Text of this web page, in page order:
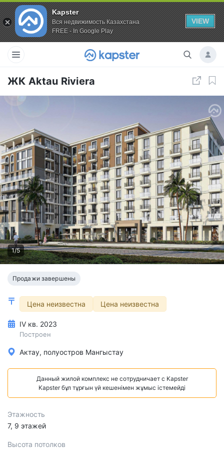
Kapster
Вся недвижимость Казахстана
FREE - In Google Play
VIEW
ЖК Aktau Riviera
1/5
Продажи завершены
Цена неизвестна Цена неизвестна
IV кв. 2023
Построен
Актау, полуостров Мангыстау
Данный жилой комплекс не сотрудничает с Kapster
Kapster бұл тұрғын үй кешенімен жұмыс істемейді
Этажность
7, 9 этажей
Высота потолков